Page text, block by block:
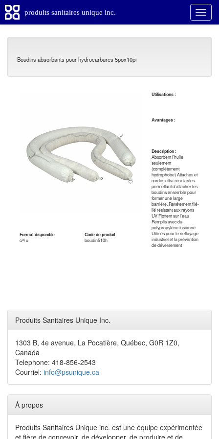
produits sanitaires unique inc.
Boudins absorbants pour hydrocarbures 5pox10pi
Format disponible
Code de produit
c/4 u
boudin510h
Utilisations :
Avantages :
Description :
Absorbent l’huile
seulement
(complètement
hydrophobe) Attaches et
cordes ultra résistantes
permettant d’attacher les
boudins ensemble pour
former une large
barrière. Revêtement filé-
lié résistant aux rayons
UV Flottent sur l’eau
Remplis avec du
polypropylène fusionné
Utilisés pour le nettoyage
industriel et la prévention
de déversement
Produits Sanitaires Unique Inc.
1303 B, 4e avenue, La Pocatière, Québec, G0R 1Z0,
Canada
Telephone: 418-856-2543
Courriel: info@psunique.ca
À propos
Produits Sanitaires Unique inc. est une équipe expérimentée
et fière de concevoir, de développer, de produire et de